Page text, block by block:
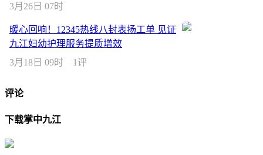
3月26日 07时
暖心回响！12345热线八封表扬工单 见证
九江妇幼护理服务提质增效
3月18日 09时
1评
评论
下载掌中九江